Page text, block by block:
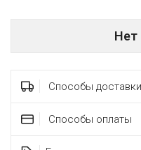
Нет
Способы доставки
Способы оплаты